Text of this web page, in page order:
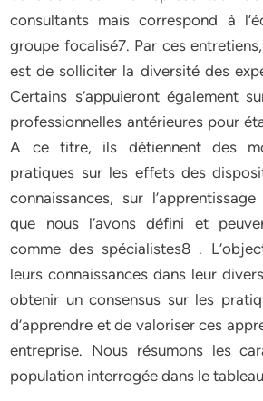
consultants mais correspond à
groupe focalisé7. Par ces
est de solliciter la diversité des
Certains s’appuieront également
professionnelles antérieures pour
A ce titre, ils détiennent des
pratiques sur les effets des
connaissances, sur
que nous l’avons défini et
comme des spécialistes8 .
leurs connaissances dans leur
obtenir un consensus sur les
d’apprendre et de valoriser ces
entreprise. Nous résumons les
population interrogée dans le